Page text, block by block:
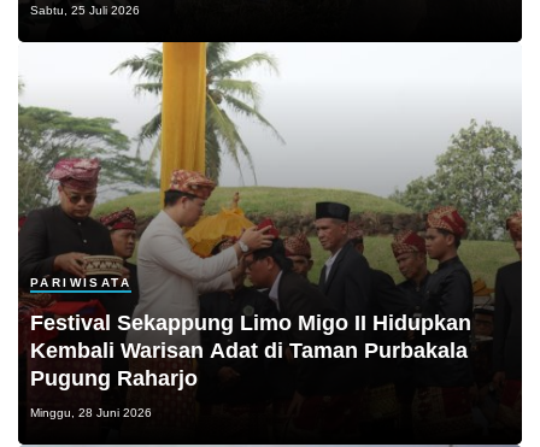
Sabtu, 25 Juli 2026
PARIWISATA
Festival Sekappung Limo Migo II Hidupkan
Kembali Warisan Adat di Taman Purbakala
Pugung Raharjo
Minggu, 28 Juni 2026